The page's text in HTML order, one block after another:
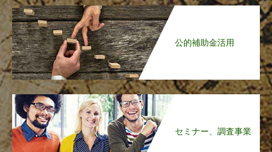
公的補助金活用
セミナー、調査事業